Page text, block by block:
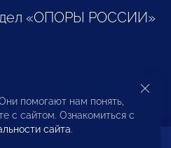
«ОПОРЫ РОССИИ»
предпринимателей и
помогают нам понять,
с сайтом. Ознакомиться с
сайта.